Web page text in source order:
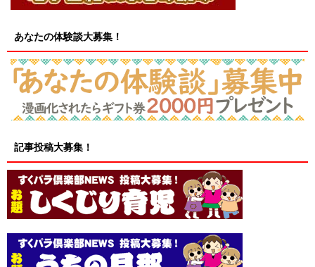
あなたの体験談大募集！
記事投稿大募集！